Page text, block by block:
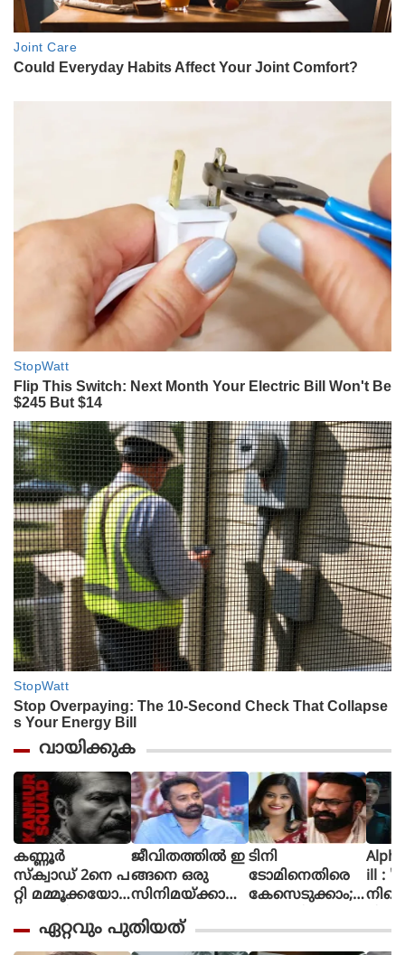
വായിക്കുക
കണ്ണൂർ
സ്ക്വാഡ് 2നെ പ
റ്റി മമ്മൂക്കയോട്
രും.. സമയ
ജീവിതത്തിൽ ഇ
ങ്ങനെ ഒരു
സിനിമയ്ക്കായി
പ
ണി
ടിനി
ടോമിനെതിരെ
കേസെടുക്കാം;
പരാതിയിൽ
Alpha The
ill : '
ഏറ്റവും പുതിയത്